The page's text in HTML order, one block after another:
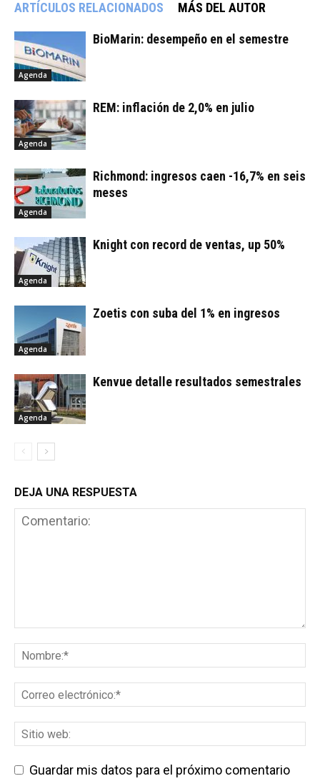
ARTÍCULOS RELACIONADOS MÁS DEL AUTOR
Agenda
BioMarin: desempeño en el semestre
Agenda
REM: inflación de 2,0% en julio
Agenda
Richmond: ingresos caen -16,7% en seis
meses
Agenda
Knight con record de ventas, up 50%
Agenda
Zoetis con suba del 1% en ingresos
Agenda
Kenvue detalle resultados semestrales
DEJA UNA RESPUESTA
Guardar mis datos para el próximo comentario